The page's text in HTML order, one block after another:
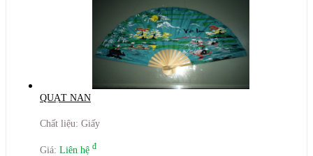
QUẠT NAN
Chất liệu: Giấy
Giá: Liên hệ đ